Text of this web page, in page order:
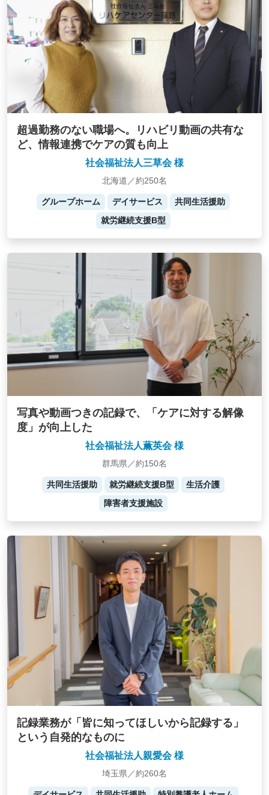
超過勤務のない職場へ。リハビリ動画の共有な
ど、情報連携でケアの質も向上
社会福祉法人三草会 様
北海道／約250名
グループホーム デイサービス
共同生活援助
就労継続支援B型
写真や動画つきの記録で、「ケアに対する解像
度」が向上した
社会福祉法人薫英会 様
群馬県／約150名
共同生活援助 就労継続支援B型
生活介護
障害者支援施設
記録業務が「皆に知ってほしいから記録する」
という自発的なものに
社会福祉法人親愛会 様
埼玉県／約260名